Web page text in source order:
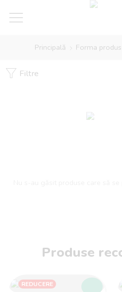
Principală Forma produs
Filtre
Produse
REDUCERE